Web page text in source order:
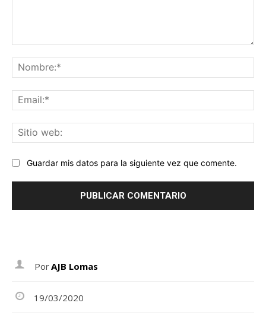
Guardar mis datos para la siguiente vez que comente.
PorAJB Lomas
19/03/2020